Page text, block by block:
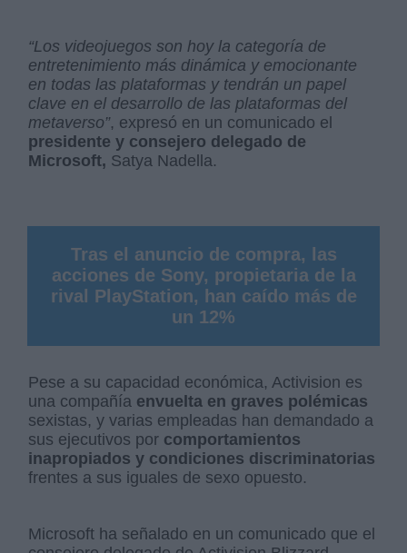
“Los videojuegos son hoy la categoría de
entretenimiento más dinámica y emocionante
en todas las plataformas y tendrán un papel
clave en el desarrollo de las plataformas del
metaverso”, expresó en un comunicado el
presidente y consejero delegado de
Microsoft, Satya Nadella.
Tras el anuncio de compra, las
acciones de Sony, propietaria de la
rival PlayStation, han caído más de
un 12%
Pese a su capacidad económica, Activision es
una compañía envuelta en graves polémicas
sexistas, y varias empleadas han demandado a
sus ejecutivos por comportamientos
inapropiados y condiciones discriminatorias
frentes a sus iguales de sexo opuesto.
Microsoft ha señalado en un comunicado que el